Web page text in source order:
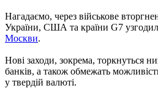
Нагадаємо, через військове
України, США та країни G7
Москви.
Нові заходи, зокрема, торкнуться
банків, а також обмежать
у твердій валюті.